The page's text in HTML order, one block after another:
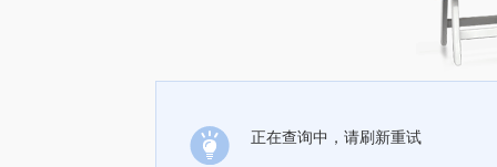
正在查询中，请刷新重试